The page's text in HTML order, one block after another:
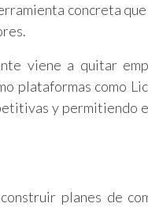
concreta
viene a quitar
plataformas como
y permitiendo
planes de